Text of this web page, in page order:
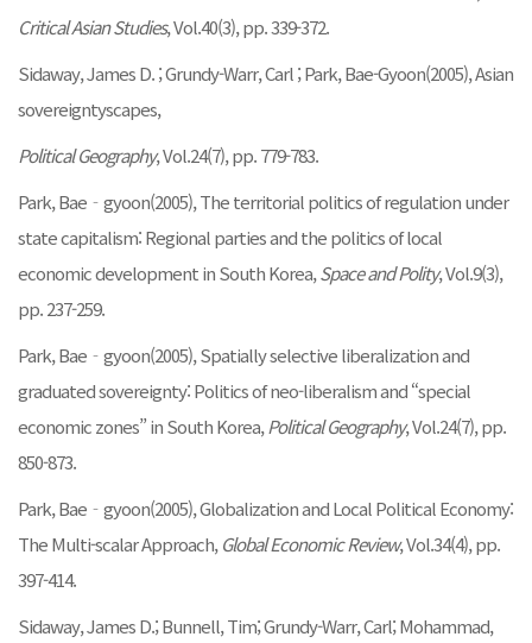
Critical Asian Studies, Vol.40(3), pp. 339-372.
Sidaway, James D. ; Grundy-Warr, Carl ; Park, Bae-Gyoon(2005), Asian
sovereigntyscapes,
Political Geography, Vol.24(7), pp. 779-783.
Park, Bae‐gyoon(2005), The territorial politics of regulation under
state capitalism: Regional parties and the politics of local
economic development in South Korea,Space and Polity, Vol.9(3),
pp. 237-259.
Park, Bae‐gyoon(2005), Spatially selective liberalization and
graduated sovereignty: Politics of neo-liberalism and “special
economic zones” in South Korea, Political Geography, Vol.24(7), pp.
850-873.
Park, Bae‐gyoon(2005), Globalization and Local Political Economy:
The Multi-scalar Approach, Global Economic Review, Vol.34(4), pp.
397-414.
Sidaway, James D.; Bunnell, Tim; Grundy-Warr, Carl; Mohammad,